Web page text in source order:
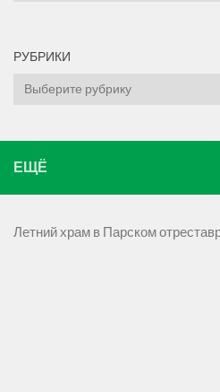
РУБРИКИ
Рубрики
ЕЩЁ
Летний храм в Парском